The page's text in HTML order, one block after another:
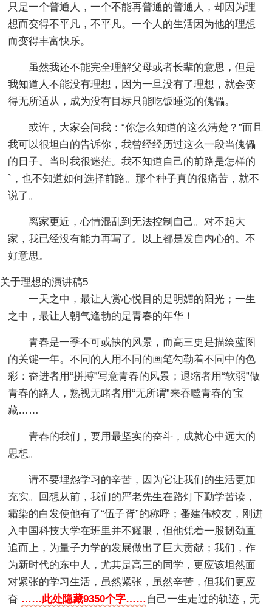
只是一个普通人，一个不能再普通的普通人，却因为理
想而变得不平凡，不平凡。一个人的生活因为他的理想
而变得丰富快乐。
虽然我还不能完全理解父母或者长辈的意思，但是
我知道人不能没有理想，因为一旦没有了理想，就会变
得无所适从，成为没有目标只能吃饭睡觉的傀儡。
或许，大家会问我：“你怎么知道的这么清楚？”而且
我可以很坦白的告诉你，我曾经经历过这么一段当傀儡
的日子。当时我很迷茫。我不知道自己的前路是怎样的
`，也不知道如何选择前路。那个种子真的很痛苦，就不
说了。
离家更近，心情混乱到无法控制自己。对不起大
家，我已经没有能力再写了。以上都是发自内心的。不
好意思。
关于理想的演讲稿5
一天之中，最让人赏心悦目的是明媚的阳光；一生
之中，最让人朝气逢勃的是青春的年华！
青春是一季不可或缺的风景，而高三更是描绘蓝图
的关键一年。不同的人用不同的画笔勾勒着不同中的色
彩：奋进者用“拼搏”写意青春的风景；退缩者用“软弱”做
青春的路人，熟视无睹者用“无所谓”来吞噬青春的'宝
藏……
青春的我们，要用最坚实的奋斗，成就心中远大的
思想。
请不要埋怨学习的辛苦，因为它让我们的生活更加
充实。回想从前，我们的严老先生在路灯下勤学苦读，
霜染的白发使他有了“伍子胥”的称呼；番建伟校友，刚进
入中国科技大学在班里并不耀眼，但他凭着一股韧劲直
追而上，为量子力学的发展做出了巨大贡献；我们，作
为新时代的东中人，尤其是高三的同学，更应该坦然面
对紧张的学习生活，虽然紧张，虽然辛苦，但我们更应
奋 ……此处隐藏9350个字…… 自己一生走过的轨迹，无